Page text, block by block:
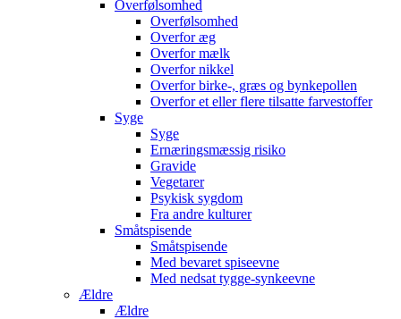
Overfølsomhed
Overfølsomhed
Overfor æg
Overfor mælk
Overfor nikkel
Overfor birke-, græs og bynkepollen
Overfor et eller flere tilsatte farvestoffer
Syge
Syge
Ernæringsmæssig risiko
Gravide
Vegetarer
Psykisk sygdom
Fra andre kulturer
Småtspisende
Småtspisende
Med bevaret spiseevne
Med nedsat tygge-synkeevne
Ældre
Ældre